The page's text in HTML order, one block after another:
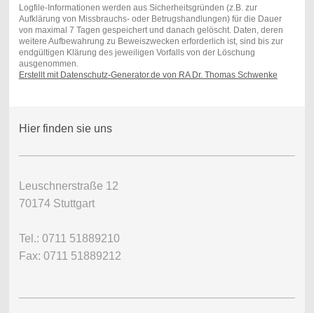
Logfile-Informationen werden aus Sicherheitsgründen (z.B. zur
Aufklärung von Missbrauchs- oder Betrugshandlungen) für die Dauer
von maximal 7 Tagen gespeichert und danach gelöscht. Daten, deren
weitere Aufbewahrung zu Beweiszwecken erforderlich ist, sind bis zur
endgültigen Klärung des jeweiligen Vorfalls von der Löschung
ausgenommen.
Erstellt mit Datenschutz-Generator.de von RA Dr. Thomas Schwenke
Hier finden sie uns
Leuschnerstraße 12
70174 Stuttgart
Tel.: 0711 51889210
Fax: 0711 51889212